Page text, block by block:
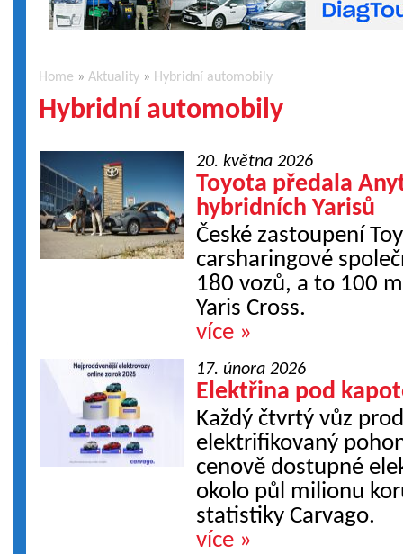
Home »Aktuality » Hybridní automobily
Hybridní automobily
20. května 2026
Toyota předala
hybridních Yarisů
České zastoupení
carsharingové
180 vozů, a to 100
Yaris Cross.
více »
17. února 2026
Elektřina pod
Každý čtvrtý vůz
elektrifikovaný
cenově dostupné
okolo půl milionu
statistiky Carvago.
více »